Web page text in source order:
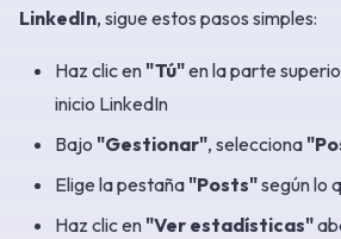
LinkedIn, sigue estos pasos simples:
Haz clic en "Tú"en la parte
inicio LinkedIn
Bajo "Gestionar", selecciona
Elige la pestaña "Posts"según lo
Haz clic en "Ver estadísticas"